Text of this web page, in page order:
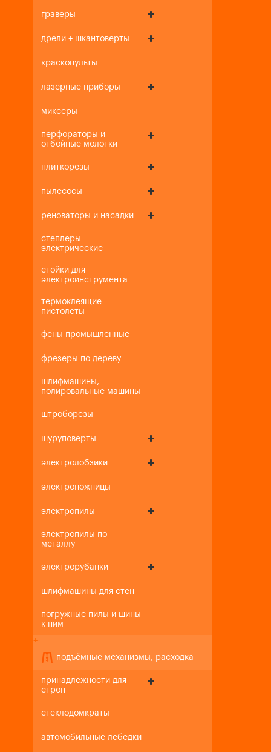
граверы
дрели + шкантоверты
краскопульты
лазерные приборы
миксеры
перфораторы и
отбойные молотки
плиткорезы
пылесосы
реноваторы и насадки
степлеры
электрические
стойки для
электроинструмента
термоклеящие
пистолеты
фены промышленные
фрезеры по дереву
шлифмашины,
полировальные машины
штроборезы
шуруповерты
электролобзики
электроножницы
электропилы
электропилы по
металлу
электрорубанки
шлифмашины для стен
погружные пилы и шины
к ним
+-
подъёмные механизмы, расходка
принадлежности для
строп
стеклодомкраты
автомобильные лебедки